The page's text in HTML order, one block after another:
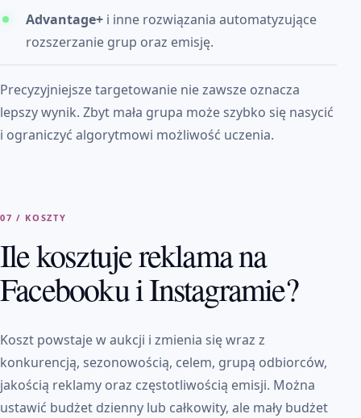
Advantage+ i inne rozwiązania automatyzujące
rozszerzanie grup oraz emisję.
Precyzyjniejsze targetowanie nie zawsze oznacza
lepszy wynik. Zbyt mała grupa może szybko się nasycić
i ograniczyć algorytmowi możliwość uczenia.
07 / KOSZTY
Ile kosztuje reklama na
Facebooku i Instagramie?
Koszt powstaje w aukcji i zmienia się wraz z
konkurencją, sezonowością, celem, grupą odbiorców,
jakością reklamy oraz częstotliwością emisji. Można
ustawić budżet dzienny lub całkowity, ale mały budżet